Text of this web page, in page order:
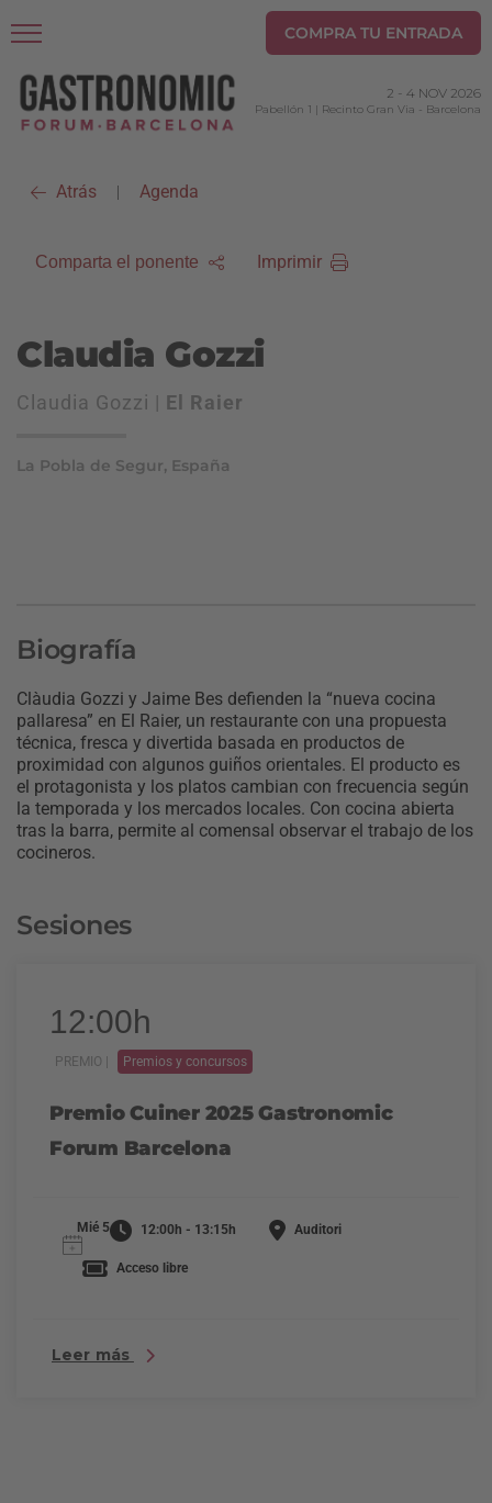
COMPRA TU ENTRADA
2 - 4 NOV 2026
Pabellón 1 | Recinto Gran Via - Barcelona
Atrás | Agenda
Comparta el ponente Imprimir
Claudia Gozzi
Claudia Gozzi | El Raier
La Pobla de Segur, España
Biografía
Clàudia Gozzi y Jaime Bes defienden la “nueva cocina
pallaresa” en El Raier, un restaurante con una propuesta
técnica, fresca y divertida basada en productos de
proximidad con algunos guiños orientales. El producto es
el protagonista y los platos cambian con frecuencia según
la temporada y los mercados locales. Con cocina abierta
tras la barra, permite al comensal observar el trabajo de los
cocineros.
Sesiones
12:00h
PREMIO | Premios y concursos
Premio Cuiner 2025 Gastronomic
Forum Barcelona
Mié 5 12:00h - 13:15h Auditori
Acceso libre
Leer más